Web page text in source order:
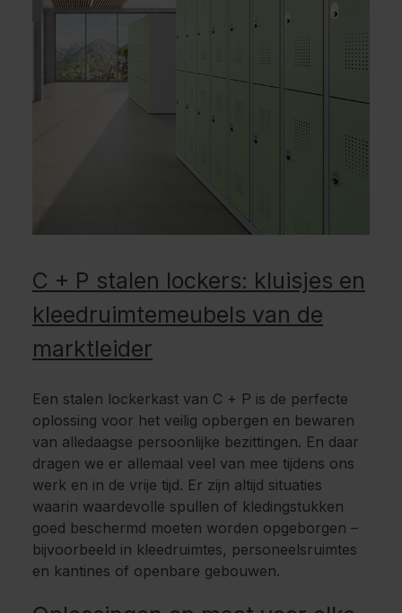
C + P stalen lockers: kluisjes en
kleedruimtemeubels van de
marktleider
Een stalen lockerkast van C + P is de perfecte
oplossing voor het veilig opbergen en bewaren
van alledaagse persoonlijke bezittingen. En daar
dragen we er allemaal veel van mee tijdens ons
werk en in de vrije tijd. Er zijn altijd situaties
waarin waardevolle spullen of kledingstukken
goed beschermd moeten worden opgeborgen –
bijvoorbeeld in kleedruimtes, personeelsruimtes
en kantines of openbare gebouwen.